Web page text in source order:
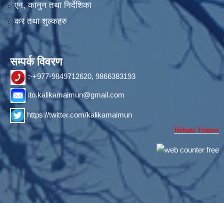
एन, कानुन तथा निर्देशिका
कर तथा शुल्कहरु
सम्पर्क विवरण
:-+977-9849712620, 9866383193
ito.kalikamaimun@gmail.com
https://twitter.com/kalikamaimun
Website Visitors